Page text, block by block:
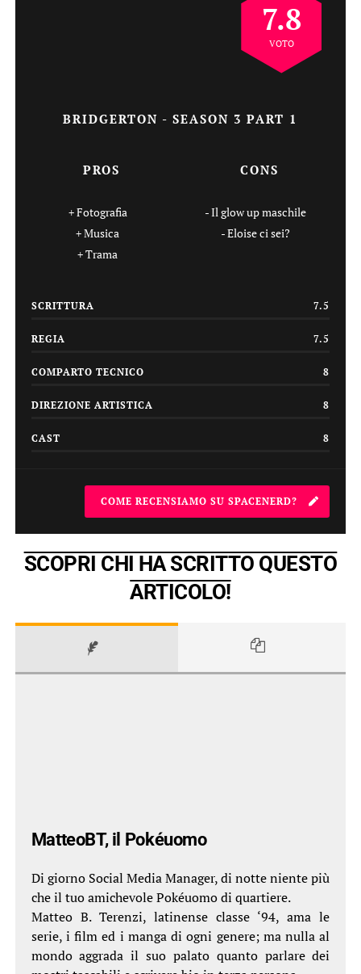
BRIDGERTON - SEASON 3 PART 1
SCRITTURA 7.5
REGIA 7.5
COMPARTO TECNICO 8
DIREZIONE ARTISTICA 8
CAST 8
PROS
Fotografia
Musica
Trama
CONS
Il glow up maschile
Eloise ci sei?
7.8
VOTO
COME RECENSIAMO SU SPACENERD?
SCOPRI CHI HA SCRITTO QUESTO
ARTICOLO!
MatteoBT, il Pokéuomo
Di giorno Social Media Manager, di notte niente più
che il tuo amichevole Pokéuomo di quartiere.
Matteo B. Terenzi, latinense classe ‘94, ama le
serie, i film ed i manga di ogni genere; ma nulla al
mondo aggrada il suo palato quanto parlare dei